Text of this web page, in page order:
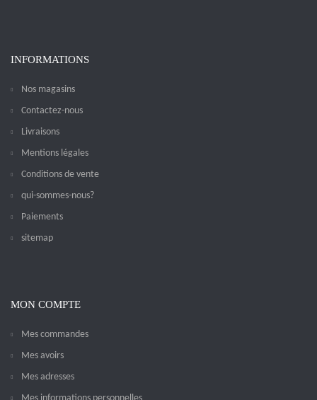
INFORMATIONS
Nos magasins
Contactez-nous
Livraisons
Mentions légales
Conditions de vente
qui-sommes-nous?
Paiements
sitemap
MON COMPTE
Mes commandes
Mes avoirs
Mes adresses